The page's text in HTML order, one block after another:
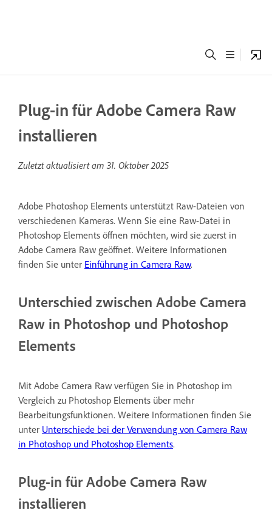
Plug-in für Adobe Camera Raw
installieren
Zuletzt aktualisiert am 31. Oktober 2025
Adobe Photoshop Elements unterstützt Raw-Dateien von
verschiedenen Kameras. Wenn Sie eine Raw-Datei in
Photoshop Elements öffnen möchten, wird sie zuerst in
Adobe Camera Raw geöffnet. Weitere Informationen
finden Sie unter Einführung in Camera Raw.
Unterschied zwischen Adobe Camera
Raw in Photoshop und Photoshop
Elements
Mit Adobe Camera Raw verfügen Sie in Photoshop im
Vergleich zu Photoshop Elements über mehr
Bearbeitungsfunktionen. Weitere Informationen finden Sie
unter Unterschiede bei der Verwendung von Camera Raw
in Photoshop und Photoshop Elements.
Plug-in für Adobe Camera Raw
installieren